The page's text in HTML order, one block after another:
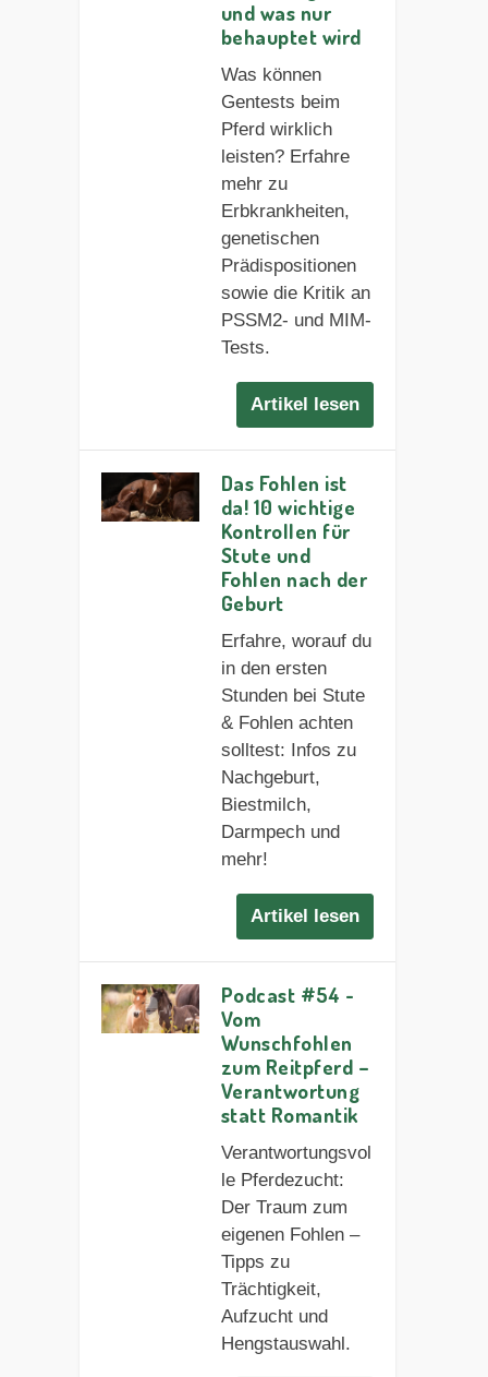
und was nur
behauptet wird
Was können
Gentests beim
Pferd wirklich
leisten? Erfahre
mehr zu
Erbkrankheiten,
genetischen
Prädispositionen
sowie die Kritik an
PSSM2- und MIM-
Tests.
Artikel lesen
Das Fohlen ist
da! 10 wichtige
Kontrollen für
Stute und
Fohlen nach der
Geburt
Erfahre, worauf du
in den ersten
Stunden bei Stute
& Fohlen achten
solltest: Infos zu
Nachgeburt,
Biestmilch,
Darmpech und
mehr!
Artikel lesen
Podcast #54 -
Vom
Wunschfohlen
zum Reitpferd –
Verantwortung
statt Romantik
Verantwortungsvol
le Pferdezucht:
Der Traum zum
eigenen Fohlen –
Tipps zu
Trächtigkeit,
Aufzucht und
Hengstauswahl.